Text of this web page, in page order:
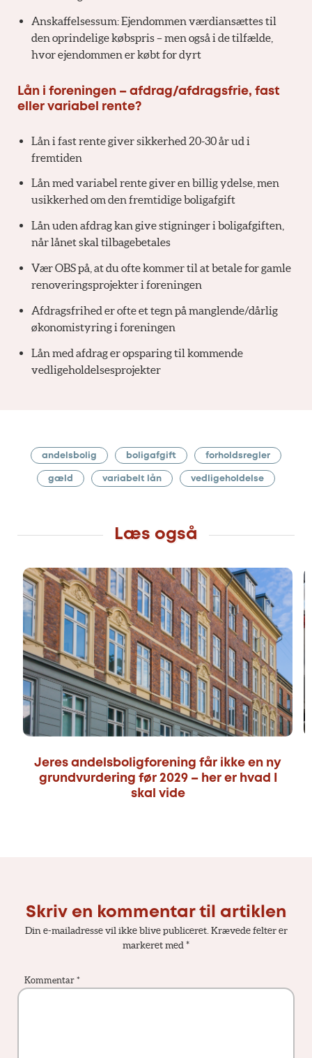
Anskaffelsessum: Ejendommen værdiansættes til
den oprindelige købspris – men også i de tilfælde,
hvor ejendommen er købt for dyrt
Lån i foreningen – afdrag/afdragsfrie, fast
eller variabel rente?
Lån i fast rente giver sikkerhed 20-30 år ud i
fremtiden
Lån med variabel rente giver en billig ydelse, men
usikkerhed om den fremtidige boligafgift
Lån uden afdrag kan give stigninger i boligafgiften,
når lånet skal tilbagebetales
Vær OBS på, at du ofte kommer til at betale for gamle
renoveringsprojekter i foreningen
Afdragsfrihed er ofte et tegn på manglende/dårlig
økonomistyring i foreningen
Lån med afdrag er opsparing til kommende
vedligeholdelsesprojekter
andelsbolig boligafgift forholdsregler
gæld variabelt lån vedligeholdelse
Læs også
Jeres andelsboligforening får ikke en ny
grundvurdering før 2029 – her er hvad I
skal vide
Skriv en kommentar til artiklen
Din e-mailadresse vil ikke blive publiceret. Krævede felter er
markeret med*
Kommentar *